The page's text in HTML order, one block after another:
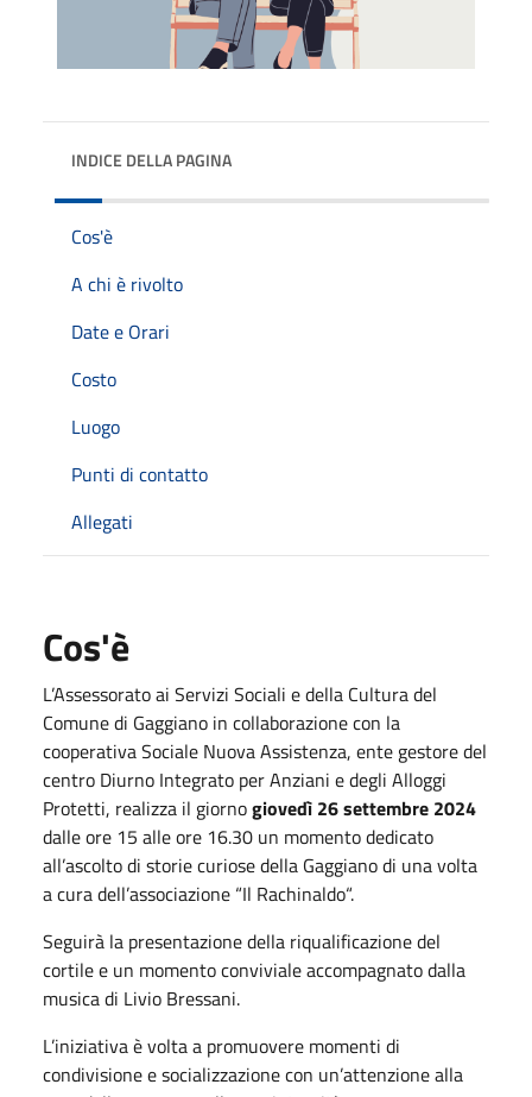
INDICE DELLA PAGINA
Cos'è
A chi è rivolto
Date e Orari
Costo
Luogo
Punti di contatto
Allegati
Cos'è
L’Assessorato ai Servizi Sociali e della Cultura del
Comune di Gaggiano in collaborazione con la
cooperativa Sociale Nuova Assistenza, ente gestore del
centro Diurno Integrato per Anziani e degli Alloggi
Protetti, realizza il giornogiovedì 26 settembre 2024
dalle ore 15 alle ore 16.30 un momento dedicato
all’ascolto di storie curiose della Gaggiano di una volta
a cura dell’associazione “Il Rachinaldo“.
Seguirà la presentazione della riqualificazione del
cortile e un momento conviviale accompagnato dalla
musica di Livio Bressani.
L’iniziativa è volta a promuovere momenti di
condivisione e socializzazione con un’attenzione alla